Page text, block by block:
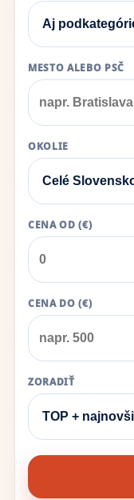
MESTO ALEBO PSČ
OKOLIE
CENA OD (€)
CENA DO (€)
ZORADIŤ